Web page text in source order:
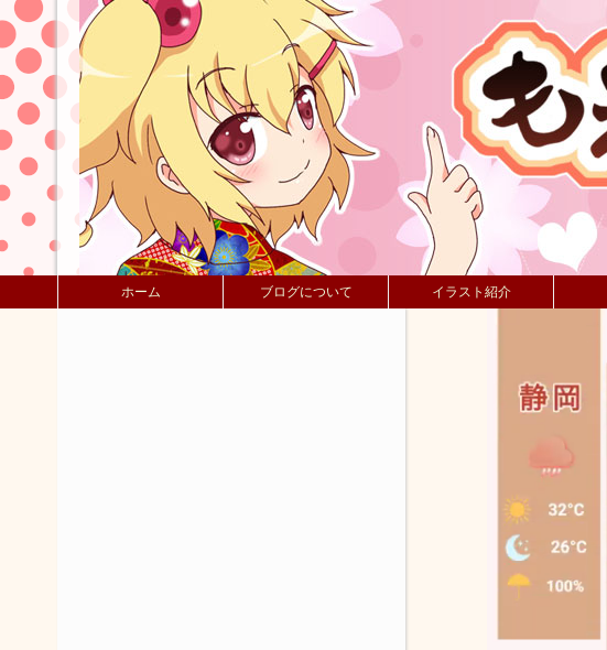
ホーム ブログについて イラスト紹介